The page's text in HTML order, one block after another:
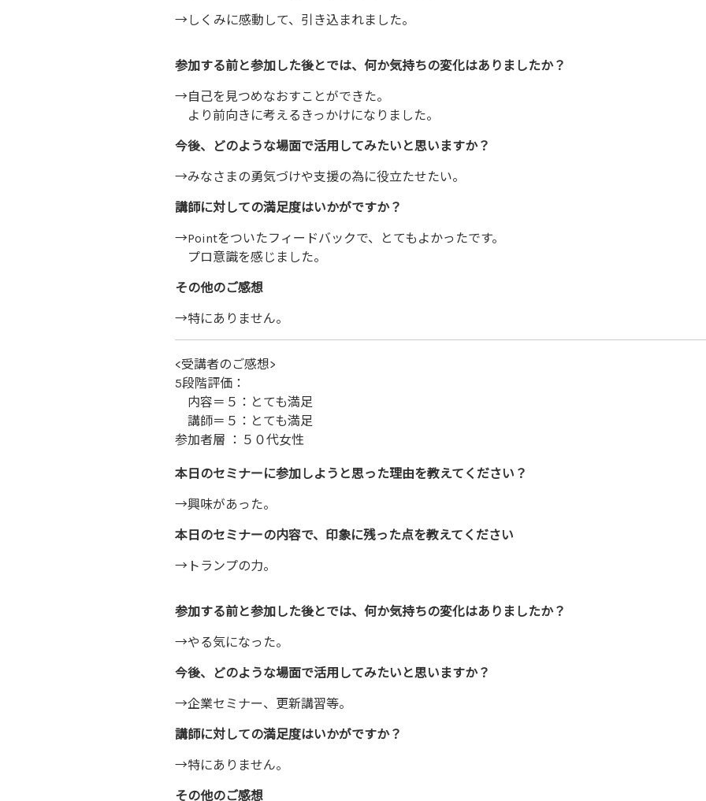
→しくみに感動して、引き込まれました。
参加する前と参加した後とでは、何か気持ちの変化はありましたか？
→自己を見つめなおすことができた。
より前向きに考えるきっかけになりました。
今後、どのような場面で活用してみたいと思いますか？
→みなさまの勇気づけや支援の為に役立たせたい。
講師に対しての満足度はいかがですか？
→Pointをついたフィードバックで、とてもよかったです。
プロ意識を感じました。
その他のご感想
→特にありません。
<受講者のご感想>
5段階評価：
内容＝５：とても満足
講師＝５：とても満足
参加者層 ：５０代女性
本日のセミナーに参加しようと思った理由を教えてください？
→興味があった。
本日のセミナーの内容で、印象に残った点を教えてください
→トランプの力。
参加する前と参加した後とでは、何か気持ちの変化はありましたか？
→やる気になった。
今後、どのような場面で活用してみたいと思いますか？
→企業セミナー、更新講習等。
講師に対しての満足度はいかがですか？
→特にありません。
その他のご感想